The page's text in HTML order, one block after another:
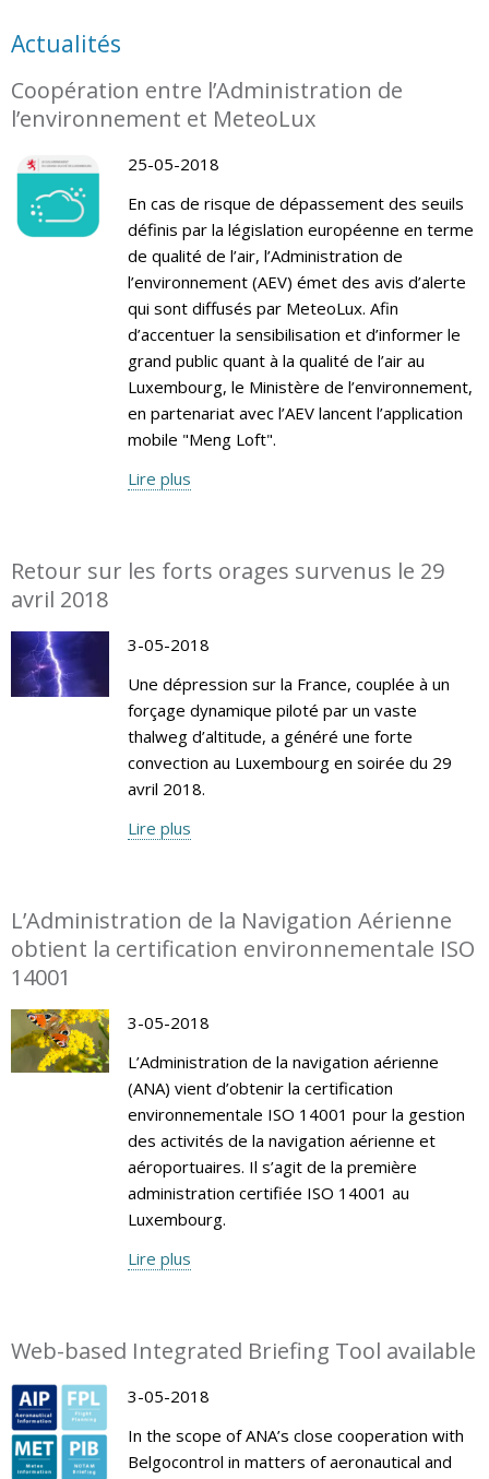
Actualités
Coopération entre l’Administration de
l’environnement et MeteoLux
25-05-2018
En cas de risque de dépassement des seuils
définis par la législation européenne en terme
de qualité de l’air, l’Administration de
l’environnement (AEV) émet des avis d’alerte
qui sont diffusés par MeteoLux. Afin
d’accentuer la sensibilisation et d’informer le
grand public quant à la qualité de l’air au
Luxembourg, le Ministère de l’environnement,
en partenariat avec l’AEV lancent l’application
mobile "Meng Loft".
Lire plus
Retour sur les forts orages survenus le 29
avril 2018
3-05-2018
Une dépression sur la France, couplée à un
forçage dynamique piloté par un vaste
thalweg d’altitude, a généré une forte
convection au Luxembourg en soirée du 29
avril 2018.
Lire plus
L’Administration de la Navigation Aérienne
obtient la certification environnementale ISO
14001
3-05-2018
L’Administration de la navigation aérienne
(ANA) vient d’obtenir la certification
environnementale ISO 14001 pour la gestion
des activités de la navigation aérienne et
aéroportuaires. Il s’agit de la première
administration certifiée ISO 14001 au
Luxembourg.
Lire plus
Web-based Integrated Briefing Tool available
3-05-2018
In the scope of ANA’s close cooperation with
Belgocontrol in matters of aeronautical and